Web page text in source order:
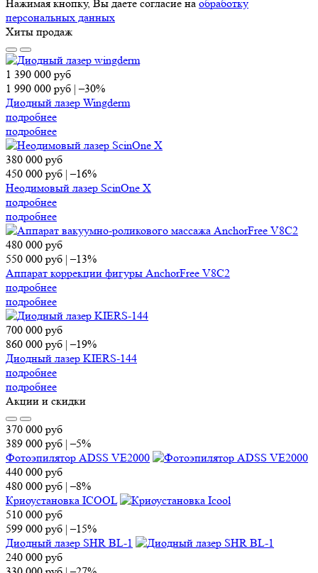
Нажимая кнопку, Вы даете согласие на обработку
персональных данных
Хиты продаж
1 390 000 руб
1 990 000 руб |–30%
Диодный лазер Wingderm
подробнее
подробнее
380 000 руб
450 000 руб |–16%
Неодимовый лазер ScinOne X
подробнее
подробнее
480 000 руб
550 000 руб |–13%
Аппарат коррекции фигуры AnchorFree V8C2
подробнее
подробнее
700 000 руб
860 000 руб |–19%
Диодный лазер KIERS-144
подробнее
подробнее
Акции и скидки
370 000 руб
389 000 руб |–5%
Фотоэпилятор ADSS VE2000
440 000 руб
480 000 руб |–8%
Криоустановка ICOOL
510 000 руб
599 000 руб |–15%
Диодный лазер SHR BL-1
240 000 руб